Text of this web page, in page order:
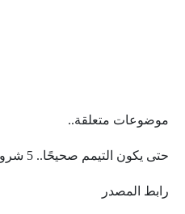
موضوعات متعلقة..
حتى يكون التيمم صحيحًا.. 5 شروط وأركان يوضحها علي جمعة
رابط المصدر